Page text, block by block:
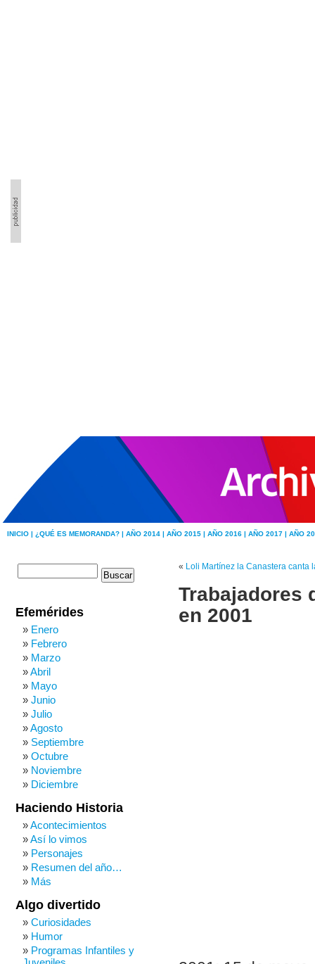
INICIO | ¿QUÉ ES MEMORANDA? | AÑO 2014 | AÑO 2015 | AÑO 2016 | AÑO 2017 | AÑO
« Loli Martínez la Canastera canta
Trabajadores
en 2001
Efemérides
Enero
Febrero
Marzo
Abril
Mayo
Junio
Julio
Agosto
Septiembre
Octubre
Noviembre
Diciembre
Haciendo Historia
Acontecimientos
Así lo vimos
Personajes
Resumen del año…
Más
Algo divertido
Curiosidades
Humor
Programas Infantiles y